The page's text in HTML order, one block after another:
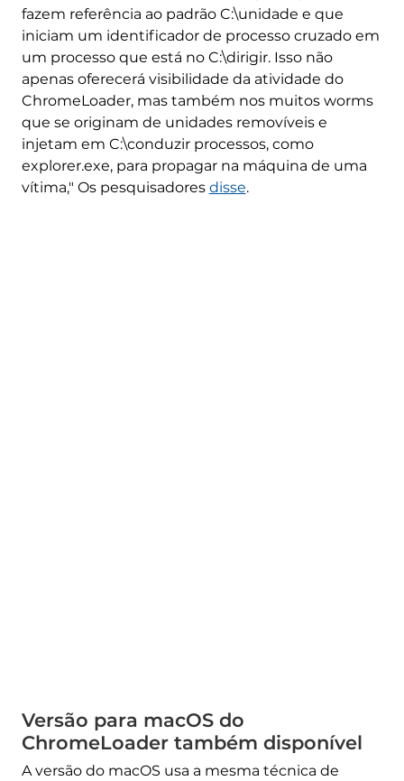
fazem referência ao padrão C:\unidade e que
iniciam um identificador de processo cruzado em
um processo que está no C:\dirigir. Isso não
apenas oferecerá visibilidade da atividade do
ChromeLoader, mas também nos muitos worms
que se originam de unidades removíveis e
injetam em C:\conduzir processos, como
explorer.exe, para propagar na máquina de uma
vítima," Os pesquisadores disse.
Versão para macOS do
ChromeLoader também disponível
A versão do macOS usa a mesma técnica de